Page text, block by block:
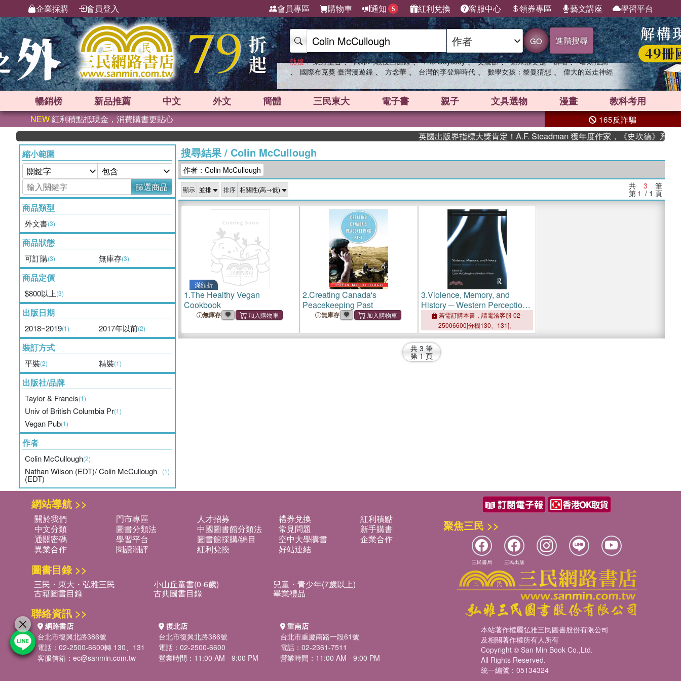
企業採購 會員登入 會員專區 購物車 通知 5 紅利兌換 客服中心 領券專區 藝文講座 學習平台
GO 進階搜尋
熱搜： 東野圭吾 、 高希均教授回憶錄 、 The Odyssey 、 父親節 、 如果歷史是一群喵 、 暑期推薦
、 國際布克獎 臺灣漫遊錄 、 方念華 、 台灣的李登輝時代 、 數學女孩：黎曼猜想 、 偉大的迷走神經
暢銷榜 新品推薦 中文 外文 簡體 三民東大 電子書 親子 文具選物 漫畫 教科考用
NEW紅利積點抵現金，消費購書更貼心 165反詐騙
英國出版界指標大獎肯定！A.F. Steadman 獲年度作家，《史坎德》系列帶
縮小範圍
篩選商品
商品類型
外文書(3)
商品狀態
可訂購(3) 無庫存(3)
商品定價
$800以上(3)
出版日期
2018~2019(1) 2017年以前(2)
裝訂方式
平裝(2) 精裝(1)
出版社/品牌
Taylor & Francis(1)
Univ of British Columbia Pr(1)
Vegan Pub(1)
作者
Colin McCullough(2)
Nathan Wilson (EDT)/ Colin McCullough
(EDT)
(1)
搜尋結果/ Colin McCullough
作者：Colin McCullough
顯示 排序 共 3 筆
第 1 / 1 頁
滿額折
1.The Healthy Vegan
Cookbook
無庫存
2.Creating Canada's
Peacekeeping Past
無庫存
3.Violence, Memory, and
History ─ Western Perceptions
of Kristallnacht
若需訂購本書，請電洽客服 02-
25006600[分機130、131]。
共 3 筆
第 1 頁
網站導航 >>
關於我們 門市專區 人才招募 禮券兌換
紅利積點
中文分類
圖書分類法 中國圖書館分類法 常見問題
新手購書
通關密碼
學習平台 圖書館採購/編目 空中大學購書
企業合作
異業合作
閱讀潮評 紅利兌換 好站連結
圖書目錄 >>
三民・東大・弘雅三民 小山丘童書(0-6歲) 兒童・青少年(7歲以上)
古籍圖書目錄 古典圖書目錄 畢業禮品
聯絡資訊 >>
網路書店
台北市復興北路386號
電話：02-2500-6600轉 130、131
客服信箱： ec@sanmin.com.tw
復北店
台北市復興北路386號
電話：02-2500-6600
營業時間：11:00 AM - 9:00 PM
重南店
台北市重慶南路一段61號
電話：02-2361-7511
營業時間：11:00 AM - 9:00 PM
聚焦三民 >>
三民書局 三民出版
本站著作權屬弘雅三民圖書股份有限公司
及相關著作權所有人所有
Copyright © San Min Book Co.,Ltd.
All Rights Reserved.
統一編號：05134324